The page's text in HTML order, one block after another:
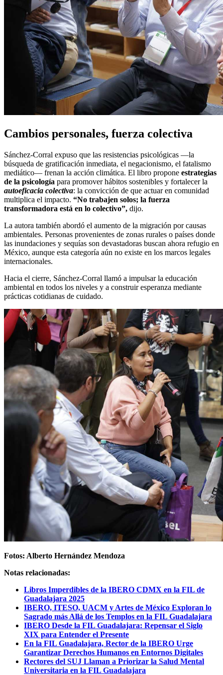
Cambios personales, fuerza colectiva
Sánchez-Corral expuso que las resistencias psicológicas —la
búsqueda de gratificación inmediata, el negacionismo, el fatalismo
mediático— frenan la acción climática. El libro propone estrategias
de la psicología para promover hábitos sostenibles y fortalecer la
autoeficacia colectiva: la convicción de que actuar en comunidad
multiplica el impacto. “No trabajen solos; la fuerza
transformadora está en lo colectivo”, dijo.
La autora también abordó el aumento de la migración por causas
ambientales. Personas provenientes de zonas rurales o países donde
las inundaciones y sequías son devastadoras buscan ahora refugio en
México, aunque esta categoría aún no existe en los marcos legales
internacionales.
Hacia el cierre, Sánchez-Corral llamó a impulsar la educación
ambiental en todos los niveles y a construir esperanza mediante
prácticas cotidianas de cuidado.
Fotos: Alberto Hernández Mendoza
Notas relacionadas:
Libros Imperdibles de la IBERO CDMX en la FIL de
Guadalajara 2025
IBERO, ITESO, UACM y Artes de México Exploran lo
Sagrado más Allá de los Templos en la FIL Guadalajara
IBERO Desde la FIL Guadalajara: Repensar el Siglo
XIX para Entender el Presente
En la FIL Guadalajara, Rector de la IBERO Urge
Garantizar Derechos Humanos en Entornos Digitales
Rectores del SUJ Llaman a Priorizar la Salud Mental
Universitaria en la FIL Guadalajara